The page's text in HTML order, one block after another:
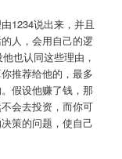
1234说出来，并且
人，会用自己的逻
也认同这些理由，
推荐给他的，最多
假设他赚了钱，那
会去投资，而你可
策的问题，使自己